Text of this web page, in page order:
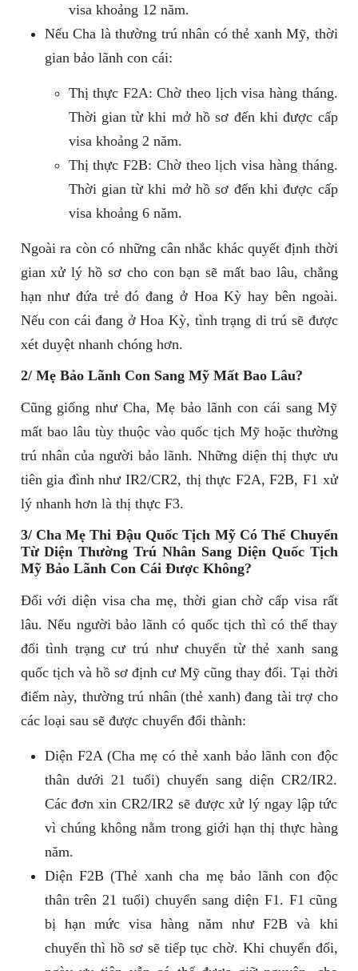
visa khoảng 12 năm.
Nếu Cha là thường trú nhân có thẻ xanh Mỹ, thời
gian bảo lãnh con cái:
Thị thực F2A: Chờ theo lịch visa hàng tháng.
Thời gian từ khi mở hồ sơ đến khi được cấp
visa khoảng 2 năm.
Thị thực F2B: Chờ theo lịch visa hàng tháng.
Thời gian từ khi mở hồ sơ đến khi được cấp
visa khoảng 6 năm.
Ngoài ra còn có những cân nhắc khác quyết định thời
gian xử lý hồ sơ cho con bạn sẽ mất bao lâu, chẳng
hạn như đứa trẻ đó đang ở Hoa Kỳ hay bên ngoài.
Nếu con cái đang ở Hoa Kỳ, tình trạng di trú sẽ được
xét duyệt nhanh chóng hơn.
2/ Mẹ Bảo Lãnh Con Sang Mỹ Mất Bao Lâu?
Cũng giống như Cha, Mẹ bảo lãnh con cái sang Mỹ
mất bao lâu tùy thuộc vào quốc tịch Mỹ hoặc thường
trú nhân của người bảo lãnh. Những diện thị thực ưu
tiên gia đình như IR2/CR2, thị thực F2A, F2B, F1 xử
lý nhanh hơn là thị thực F3.
3/ Cha Mẹ Thi Đậu Quốc Tịch Mỹ Có Thể Chuyển
Từ Diện Thường Trú Nhân Sang Diện Quốc Tịch
Mỹ Bảo Lãnh Con Cái Được Không?
Đối với diện visa cha mẹ, thời gian chờ cấp visa rất
lâu. Nếu người bảo lãnh có quốc tịch thì có thể thay
đổi tình trạng cư trú như chuyển từ thẻ xanh sang
quốc tịch và hồ sơ định cư Mỹ cũng thay đổi. Tại thời
điểm này, thường trú nhân (thẻ xanh) đang tài trợ cho
các loại sau sẽ được chuyển đổi thành:
Diện F2A (Cha mẹ có thẻ xanh bảo lãnh con độc
thân dưới 21 tuổi) chuyển sang diện CR2/IR2.
Các đơn xin CR2/IR2 sẽ được xử lý ngay lập tức
vì chúng không nằm trong giới hạn thị thực hàng
năm.
Diện F2B (Thẻ xanh cha mẹ bảo lãnh con độc
thân trên 21 tuổi) chuyển sang diện F1. F1 cũng
bị hạn mức visa hàng năm như F2B và khi
chuyển thì hồ sơ sẽ tiếp tục chờ. Khi chuyển đổi,